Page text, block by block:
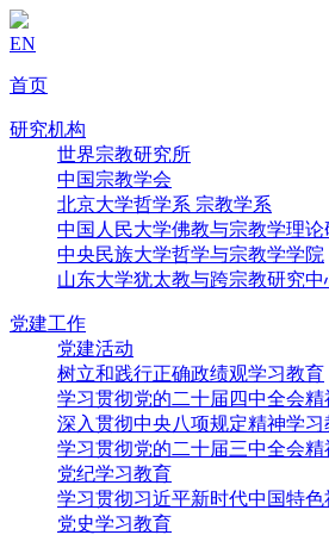
EN
首页
研究机构
世界宗教研究所
中国宗教学会
北京大学哲学系 宗教学系
中国人民大学佛教与宗教学理论
中央民族大学哲学与宗教学学院
山东大学犹太教与跨宗教研究中
党建工作
党建活动
树立和践行正确政绩观学习教育
学习贯彻党的二十届四中全会精
深入贯彻中央八项规定精神学习
学习贯彻党的二十届三中全会精
党纪学习教育
学习贯彻习近平新时代中国特
党史学习教育